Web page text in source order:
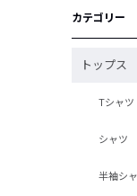
カテゴリー
トップス
Tシャツ
シャツ
半袖シ